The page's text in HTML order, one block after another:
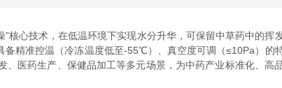
”核心技术，在低温环境下实现水分升华，可保留中草药中的挥
精准控温（冷冻温度低至-55℃）、真空度可调（≤10Pa）的
医药生产、保健品加工等多元场景，为中药产业标准化、高